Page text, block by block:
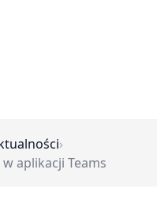
›
aplikacji Teams